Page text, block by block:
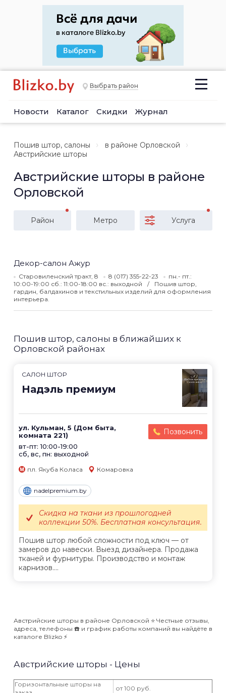
Выбрать район
Новости Каталог Скидки Журнал
Пошив штор, салоны
в районе Орловской
Австрийские шторы
Австрийские шторы в районе
Орловской
Район Метро Услуга
Декор-салон Ажур
Старовиленский тракт, 8 8 (017) 355-22-23
пн.- пт.:
10:00-19:00 сб.: 11:00-18:00 вс.: выходной
Пошив штор,
гардин, балдахинов и текстильных изделий для оформления
интерьера.
Пошив штор, салоны в ближайших к
Орловской районах
САЛОН ШТОР
Надэль премиум
ул. Кульман, 5 (Дом быта,
комната 221)
вт-пт: 10:00-19:00
сб, вс, пн: выходной
Позвонить
пл. Якуба Коласа Комаровка
nadelpremium.by
Пошив штор любой сложности под ключ — от
замеров до навески. Выезд дизайнера. Продажа
тканей и фурнитуры. Производство и монтаж
карнизов....
Скидка на ткани из прошлогодней
коллекции 50%. Бесплатная консультация.
Австрийские шторы в районе Орловской ⭐️ Честные отзывы,
адреса, телефоны ☎️ и график работы компаний вы найдёте в
каталоге Blizko ⚡️
Австрийские шторы - Цены
Горизонтальные шторы на
от 100 руб.